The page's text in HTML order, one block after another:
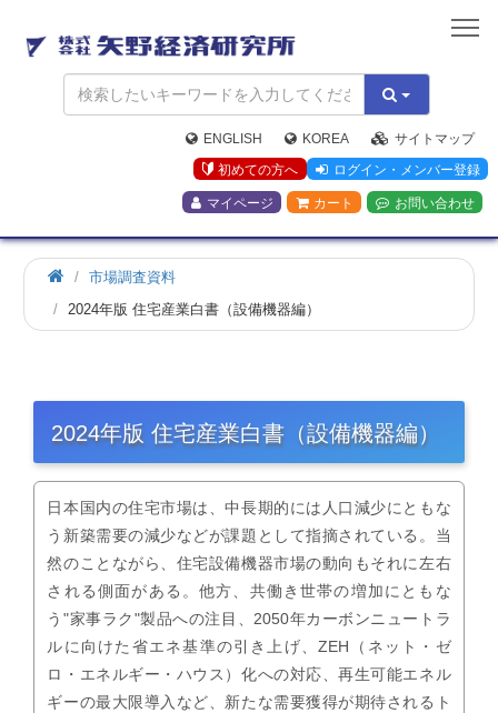
矢
野
経
済
研
究
所
ENGLISH KOREA
サイトマップ
初めての方へ
ログイン・メンバー登録
マイページ カート お問い合わせ
市場調査資料
2024年版 住宅産業白書（設備機器編）
2024年版 住宅産業白書（設備機器編）
日本国内の住宅市場は、中長期的には人口減少にともな
う新築需要の減少などが課題として指摘されている。当
然のことながら、住宅設備機器市場の動向もそれに左右
される側面がある。他方、共働き世帯の増加にともな
う"家事ラク"製品への注目、2050年カーボンニュートラ
ルに向けた省エネ基準の引き上げ、ZEH（ネット・ゼ
ロ・エネルギー・ハウス）化への対応、再生可能エネル
ギーの最大限導入など、新たな需要獲得が期待されるト